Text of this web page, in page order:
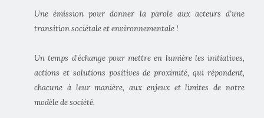
Une émission pour donner la parole aux acteurs d’une
transition sociétale et environnementale !
Un temps d'échange pour mettre en lumière les initiatives,
actions et solutions positives de proximité, qui répondent,
chacune à leur manière, aux enjeux et limites de notre
modèle de société.